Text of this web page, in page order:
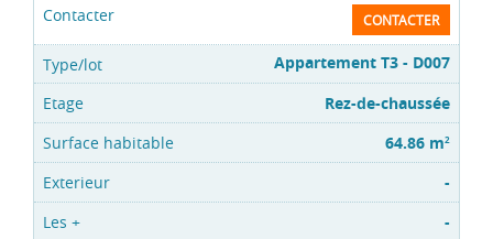
CONTACTER
Appartement T3 - D007
Rez-de-chaussée
64.86 m2
-
-